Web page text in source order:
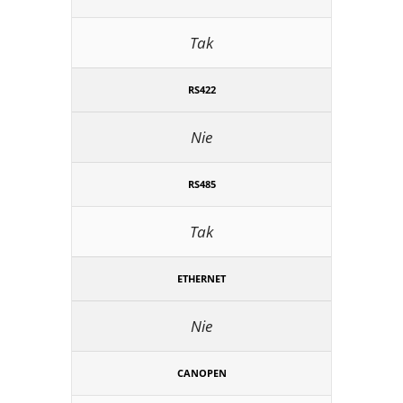
Tak
RS422
Nie
RS485
Tak
ETHERNET
Nie
CANOPEN